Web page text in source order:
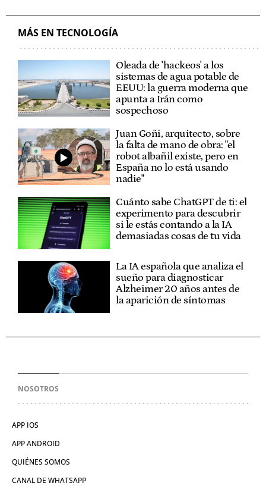
MÁS EN TECNOLOGÍA
Oleada de 'hackeos' a los
sistemas de agua potable de
EEUU: la guerra moderna que
apunta a Irán como
sospechoso
Juan Goñi, arquitecto, sobre
la falta de mano de obra: "el
robot albañil existe, pero en
España no lo está usando
nadie"
Cuánto sabe ChatGPT de ti: el
experimento para descubrir
si le estás contando a la IA
demasiadas cosas de tu vida
La IA española que analiza el
sueño para diagnosticar
Alzheimer 20 años antes de
la aparición de síntomas
NOSOTROS
APP IOS
APP ANDROID
QUIÉNES SOMOS
CANAL DE WHATSAPP